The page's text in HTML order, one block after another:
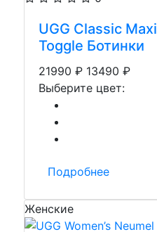
UGG Classic Maxi
Toggle Ботинки
21990 ₽ 13490 ₽
Выберите цвет:
Подробнее
Женские